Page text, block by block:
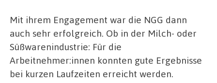
Mit ihrem Engagement war die NGG dann
auch sehr erfolgreich. Ob in der Milch- oder
Süßwarenindustrie: Für die
Arbeitnehmer:innen konnten gute Ergebnisse
bei kurzen Laufzeiten erreicht werden.